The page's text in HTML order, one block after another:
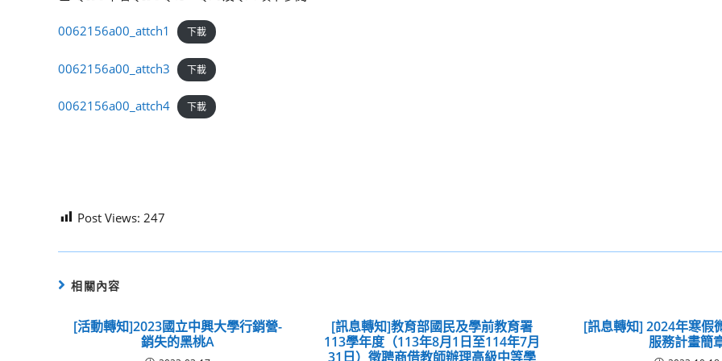
0062156a00_attch1 下載
0062156a00_attch3 下載
0062156a00_attch4 下載
Post Views: 247
相關內容
[活動轉知]2023國立中興大學行銷營-
銷失的黑桃A
[訊息轉知]教育部國民及學前教育署
113學年度（113年8月1日至114年7月
31日）徵聘商借教師辦理高級中等學
[訊息轉知] 2024年寒假
服務計畫簡